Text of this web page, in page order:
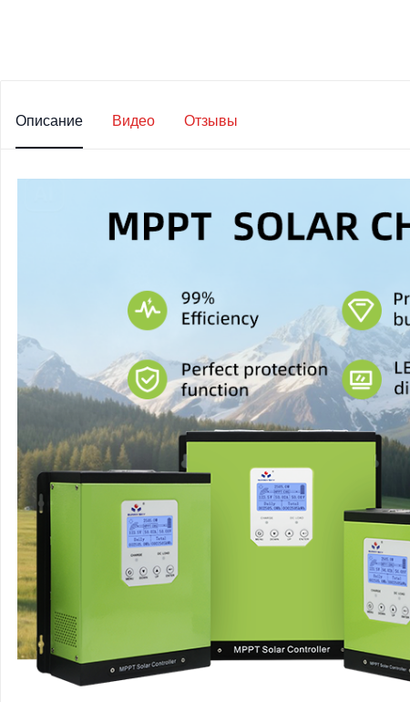
Описание Видео Отзывы